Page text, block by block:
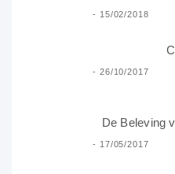
15/02/2018
26/10/2017
De Beleving
17/05/2017